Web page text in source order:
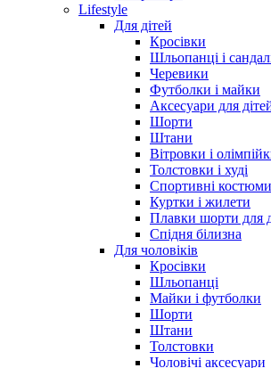
Lifestyle
Для дітей
Кросівки
Шльопанці і
Черевики
Футболки і майки
Аксесуари для
Шорти
Штани
Вітровки і
Толстовки і худі
Спортивні костюми
Куртки і жилети
Плавки шорти для
Спідня білизна
Для чоловіків
Кросівки
Шльопанці
Майки і футболки
Шорти
Штани
Толстовки
Чоловічі аксесуари